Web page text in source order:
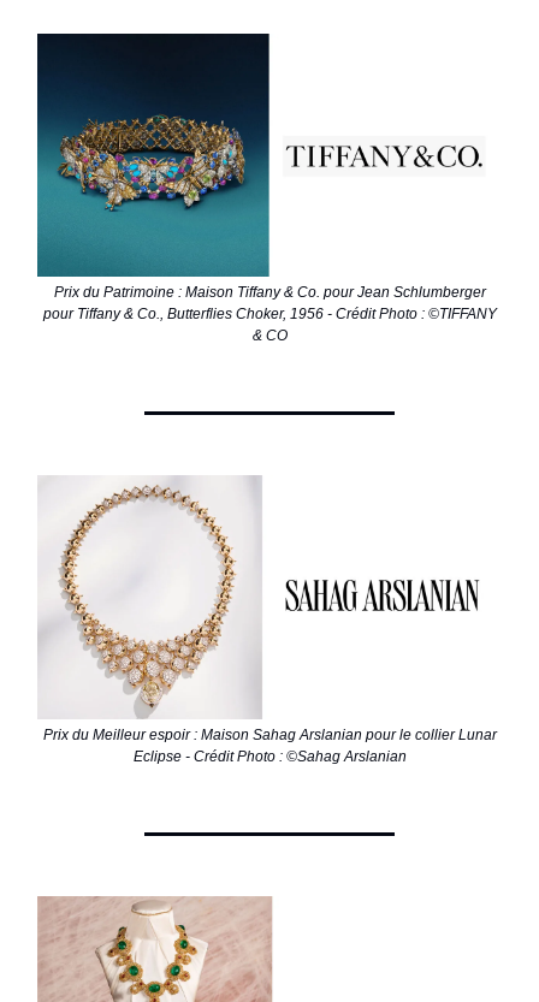
Prix du Patrimoine : Maison Tiffany & Co. pour Jean Schlumberger
pour Tiffany & Co., Butterflies Choker, 1956 - Crédit Photo : ©TIFFANY
& CO
Prix du Meilleur espoir : Maison Sahag Arslanian pour le collier Lunar
Eclipse - Crédit Photo : ©Sahag Arslanian